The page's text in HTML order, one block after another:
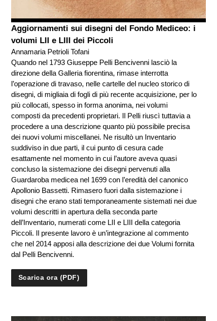
Aggiornamenti sui disegni del Fondo Mediceo: i
volumi LII e LIII dei Piccoli
Annamaria Petrioli Tofani
Quando nel 1793 Giuseppe Pelli Bencivenni lasciò la
direzione della Galleria fiorentina, rimase interrotta
l’operazione di travaso, nelle cartelle del nucleo storico di
disegni, di migliaia di fogli di più recente acquisizione, per lo
più collocati, spesso in forma anonima, nei volumi
composti da precedenti proprietari. Il Pelli riuscì tuttavia a
procedere a una descrizione quanto più possibile precisa
dei nuovi volumi miscellanei. Ne risultò un Inventario
suddiviso in due parti, il cui punto di cesura cade
esattamente nel momento in cui l’autore aveva quasi
concluso la sistemazione dei disegni pervenuti alla
Guardaroba medicea nel 1699 con l’eredità del canonico
Apollonio Bassetti. Rimasero fuori dalla sistemazione i
disegni che erano stati temporaneamente sistemati nei due
volumi descritti in apertura della seconda parte
dell’Inventario, numerati come LII e LIII della categoria
Piccoli. Il presente lavoro è un’integrazione al commento
che nel 2014 apposi alla descrizione dei due Volumi fornita
dal Pelli Bencivenni.
Scarica ora (PDF)